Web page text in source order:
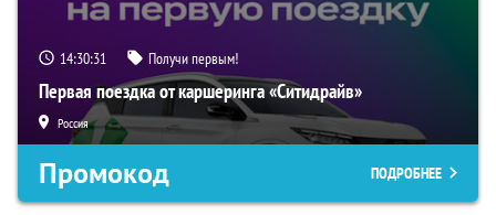
14:30:30 Получи первым!
Первая поездка от каршеринга «Ситидрайв»
Россия
Промокод ПОДРОБНЕЕ